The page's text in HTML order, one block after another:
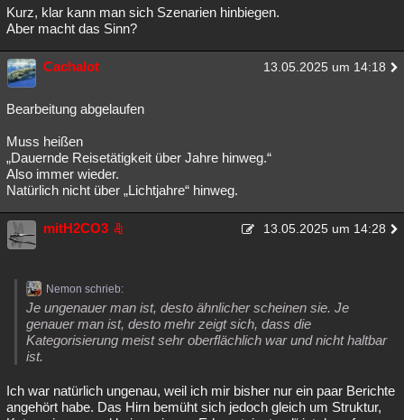
Kurz, klar kann man sich Szenarien hinbiegen.
Aber macht das Sinn?
Cachalot 13.05.2025 um 14:18
Bearbeitung abgelaufen
Muss heißen
„Dauernde Reisetätigkeit über Jahre hinweg.“
Also immer wieder.
Natürlich nicht über „Lichtjahre“ hinweg.
mitH2CO3 13.05.2025 um 14:28
Nemon schrieb:
Je ungenauer man ist, desto ähnlicher scheinen sie. Je
genauer man ist, desto mehr zeigt sich, dass die
Kategorisierung meist sehr oberflächlich war und nicht haltbar
ist.
Ich war natürlich ungenau, weil ich mir bisher nur ein paar Berichte
angehört habe. Das Hirn bemüht sich jedoch gleich um Struktur,